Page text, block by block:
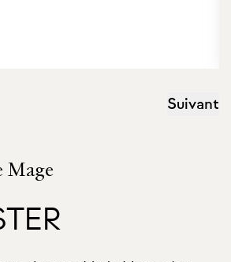
Suivant
Mage